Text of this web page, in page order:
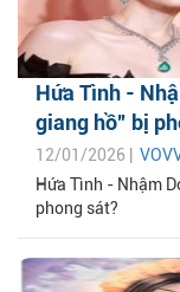
Hứa Tình -
giang hồ” bị
12/01/2026 |
Hứa Tình - Nhậm
phong sát?